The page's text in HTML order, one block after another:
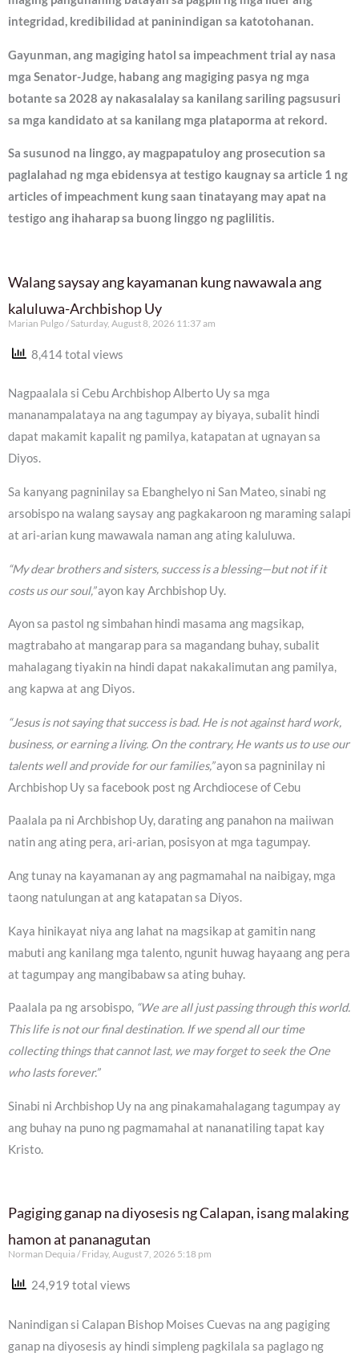
integridad, kredibilidad at paninindigan sa katotohanan.
Gayunman, ang magiging hatol sa impeachment trial ay nasa
mga Senator-Judge, habang ang magiging pasya ng mga
botante sa 2028 ay nakasalalay sa kanilang sariling pagsusuri
sa mga kandidato at sa kanilang mga plataporma at rekord.
Sa susunod na linggo, ay magpapatuloy ang prosecution sa
paglalahad ng mga ebidensya at testigo kaugnay sa article 1 ng
articles of impeachment kung saan tinatayang may apat na
testigo ang ihaharap sa buong linggo ng paglilitis.
Walang saysay ang kayamanan kung nawawala ang
kaluluwa-Archbishop Uy
Marian Pulgo Saturday, August 8, 2026 11:37 am
8,414 total views
Nagpaalala si Cebu Archbishop Alberto Uy sa mga
mananampalataya na ang tagumpay ay biyaya, subalit hindi
dapat makamit kapalit ng pamilya, katapatan at ugnayan sa
Diyos.
Sa kanyang pagninilay sa Ebanghelyo ni San Mateo, sinabi ng
arsobispo na walang saysay ang pagkakaroon ng maraming salapi
at ari-arian kung mawawala naman ang ating kaluluwa.
“My dear brothers and sisters, success is a blessing—but not if it
costs us our soul,”ayon kay Archbishop Uy.
Ayon sa pastol ng simbahan hindi masama ang magsikap,
magtrabaho at mangarap para sa magandang buhay, subalit
mahalagang tiyakin na hindi dapat nakakalimutan ang pamilya,
ang kapwa at ang Diyos.
“Jesus is not saying that success is bad. He is not against hard work,
business, or earning a living. On the contrary, He wants us to use our
talents well and provide for our families,”ayon sa pagninilay ni
Archbishop Uy sa facebook post ng Archdiocese of Cebu
Paalala pa ni Archbishop Uy, darating ang panahon na maiiwan
natin ang ating pera, ari-arian, posisyon at mga tagumpay.
Ang tunay na kayamanan ay ang pagmamahal na naibigay, mga
taong natulungan at ang katapatan sa Diyos.
Kaya hinikayat niya ang lahat na magsikap at gamitin nang
mabuti ang kanilang mga talento, ngunit huwag hayaang ang pera
at tagumpay ang mangibabaw sa ating buhay.
Paalala pa ng arsobispo, “We are all just passing through this world.
This life is not our final destination. If we spend all our time
collecting things that cannot last, we may forget to seek the One
who lasts forever.”
Sinabi ni Archbishop Uy na ang pinakamahalagang tagumpay ay
ang buhay na puno ng pagmamahal at nananatiling tapat kay
Kristo.
Pagiging ganap na diyosesis ng Calapan, isang malaking
hamon at pananagutan
Norman Dequia Friday, August 7, 2026 5:18 pm
24,919 total views
Nanindigan si Calapan Bishop Moises Cuevas na ang pagiging
ganap na diyosesis ay hindi simpleng pagkilala sa paglago ng